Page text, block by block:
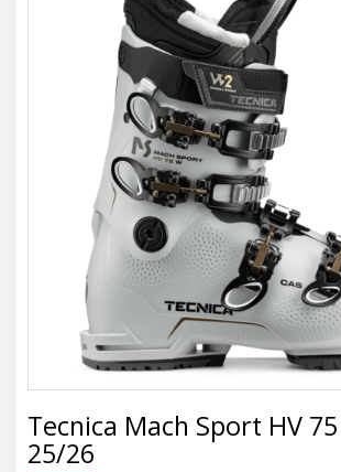
Tecnica Mach Sport HV
25/26